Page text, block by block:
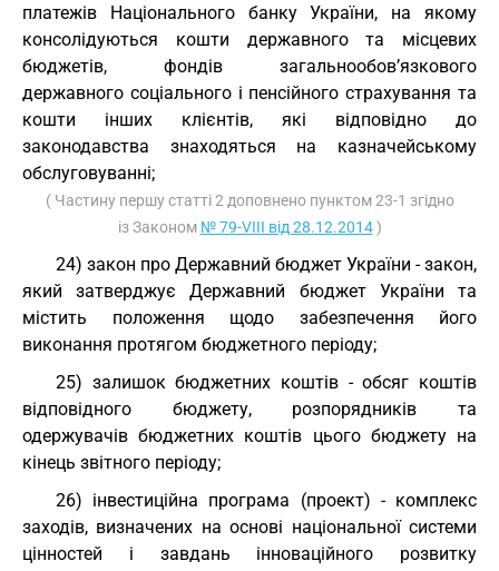
платежів Національного банку України, на якому
консолідуються кошти державного та місцевих
бюджетів, фондів загальнообов’язкового
державного соціального і пенсійного страхування та
кошти інших клієнтів, які відповідно до
законодавства знаходяться на казначейському
обслуговуванні;
( Частину першу статті 2 доповнено пунктом 23-1 згідно
із Законом № 79-VIII від 28.12.2014)
24) закон про Державний бюджет України - закон,
який затверджує Державний бюджет України та
містить положення щодо забезпечення його
виконання протягом бюджетного періоду;
25) залишок бюджетних коштів - обсяг коштів
відповідного бюджету, розпорядників та
одержувачів бюджетних коштів цього бюджету на
кінець звітного періоду;
26) інвестиційна програма (проект) - комплекс
заходів, визначених на основі національної системи
цінностей і завдань інноваційного розвитку